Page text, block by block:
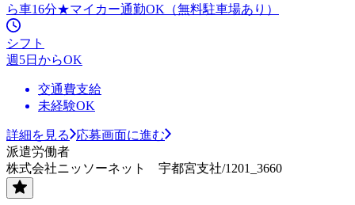
ら車16分★マイカー通勤OK（無料駐車場あり）
シフト
週5日からOK
交通費支給
未経験OK
詳細を見る
応募画面に進む
派遣労働者
株式会社ニッソーネット 宇都宮支社/1201_3660